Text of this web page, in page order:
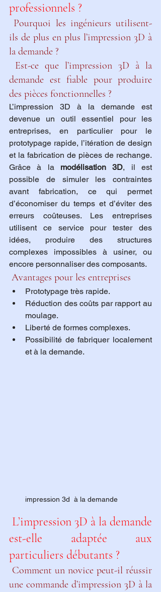
professionnels ?
ils de plus en plus l’impression 3D à
la demande ?
demande est fiable pour produire
des pièces fonctionnelles ?
L’impression 3D à la demande est
devenue un outil essentiel pour les
entreprises, en particulier pour le
prototypage rapide, l’itération de design
et la fabrication de pièces de rechange.
Grâce à la modélisation 3D, il est
possible de simuler les contraintes
avant fabrication, ce qui permet
d’économiser du temps et d’éviter des
erreurs coûteuses. Les entreprises
utilisent ce service pour tester des
idées, produire des structures
complexes impossibles à usiner, ou
encore personnaliser des composants.
Avantages pour les entreprises
Prototypage très rapide.
Réduction des coûts par rapport au
moulage.
Liberté de formes complexes.
Possibilité de fabriquer localement
et à la demande.
impression 3d  à la demande
est-elle adaptée aux
particuliers débutants ?
une commande d’impression 3D à la